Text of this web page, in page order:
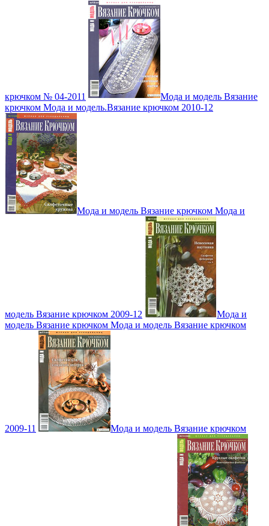
крючком № 04-2011
Мода и модель Вязание
крючком Мода и модель.Вязание крючком 2010-12
Мода и модель Вязание крючком Мода и
модель Вязание крючком 2009-12
Мода и
модель Вязание крючком Мода и модель Вязание крючком
2009-11 Мода и модель Вязание крючком